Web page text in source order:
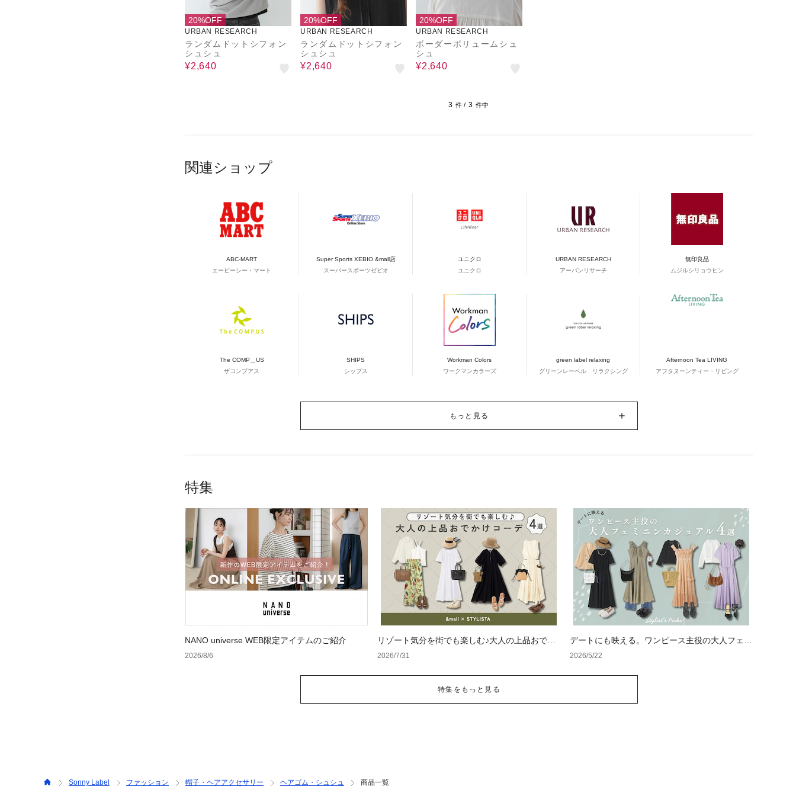
20%OFF
URBAN RESEARCH
ランダムドットシフォン
シュシュ
¥2,640
20%OFF
URBAN RESEARCH
ランダムドットシフォン
シュシュ
¥2,640
20%OFF
URBAN RESEARCH
ボーダーボリュームシュ
シュ
¥2,640
3 件 / 3 件中
関連ショップ
ABC-MART
エービーシー・マート
Super Sports XEBIO &mall店
スーパースポーツゼビオ
ユニクロ
ユニクロ
URBAN RESEARCH
アーバンリサーチ
無印良品
ムジルシリョウヒン
The COMP＿US
ザコンプアス
SHIPS
シップス
Workman Colors
ワークマンカラーズ
green label relaxing
グリーンレーベル リラクシング
Afternoon Tea LIVING
アフタヌーンティー・リビング
もっと見る
特集
NANO universe WEB限定アイテムのご紹介
2026/8/6
リゾート気分を街でも楽しむ♪大人の上品おでか
けコーデ4選
2026/7/31
デートにも映える。ワンピース主役の大人フェミ
ニンカジュアル4選
2026/5/22
特集をもっと見る
Sonny Label ファッション 帽子・ヘアアクセサリー ヘアゴム・シュシュ 商品一覧